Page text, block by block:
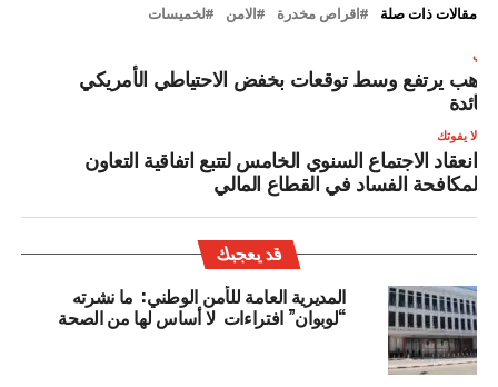
مقالات ذات صلة اقراص مخدرة الامن لخميسات
يرتفع وسط توقعات بخفض الاحتياطي الأمريكي
لا يفوتك
انعقاد الاجتماع السنوي الخامس لتتبع اتفاقية التعاون
لمكافحة الفساد في القطاع المالي
قد يعجبك
المديرية العامة للأمن الوطني: ما نشرته
“لوبوان” افتراءات لا أساس لها من الصحة